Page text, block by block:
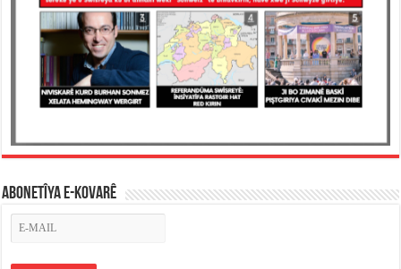
ABONETÎYA E-KOVARÊ